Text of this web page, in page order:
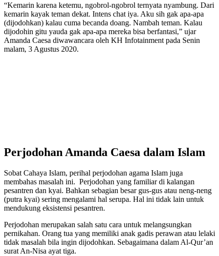
“Kemarin karena ketemu, ngobrol-ngobrol ternyata nyambung. Dari
kemarin kayak teman dekat. Intens chat iya. Aku sih gak apa-apa
(dijodohkan) kalau cuma becanda doang. Nambah teman. Kalau
dijodohin gitu yauda gak apa-apa mereka bisa berfantasi,” ujar
Amanda Caesa diwawancara oleh KH Infotainment pada Senin
malam, 3 Agustus 2020.
Perjodohan Amanda Caesa dalam Islam
Sobat Cahaya Islam, perihal perjodohan agama Islam juga
membahas masalah ini. Perjodohan yang familiar di kalangan
pesantren dan kyai. Bahkan sebagian besar gus-gus atau neng-neng
(putra kyai) sering mengalami hal serupa. Hal ini tidak lain untuk
mendukung eksistensi pesantren.
Perjodohan merupakan salah satu cara untuk melangsungkan
pernikahan. Orang tua yang memiliki anak gadis perawan atau lelaki
tidak masalah bila ingin dijodohkan. Sebagaimana dalam Al-Qur’an
surat An-Nisa ayat tiga.